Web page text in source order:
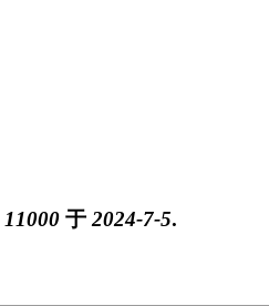
11000 于2024-7-5.